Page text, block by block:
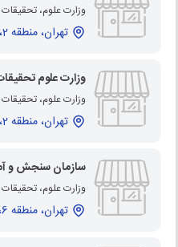
وزارت علوم،
تهران، منطقه 2، محله شهرک غرب، شهرک قدس
وزارت علوم
وزارت علوم،
تهران، منطقه 2، محله شهرک غرب، شهرک قدس
سازمان سنجش و
وزارت علوم،
تهران، منطقه 6، خیابان کریمخان زند